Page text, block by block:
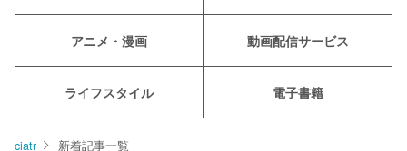
アニメ・漫画 動画配信サービス
ライフスタイル 電子書籍
ciatr 新着記事一覧